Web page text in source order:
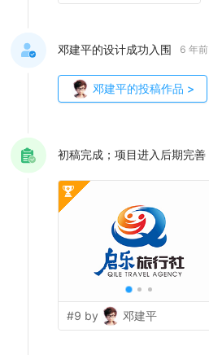
邓建平的设计成功入围 6 年前
邓建平的投稿作品 >
初稿完成；项目进入后期完善
#9 by 邓建平